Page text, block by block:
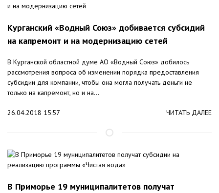
Курганский «Водный Союз» добивается субсидий
на капремонт и на модернизацию сетей
В Курганской областной думе АО «Водный Союз» добилось
рассмотрения вопроса об изменении порядка предоставления
субсидии для компании, чтобы она могла получать деньги не
только на капремонт, но и на...
26.04.2018 15:57 ЧИТАТЬ ДАЛЕЕ
В Приморье 19 муниципалитетов получат